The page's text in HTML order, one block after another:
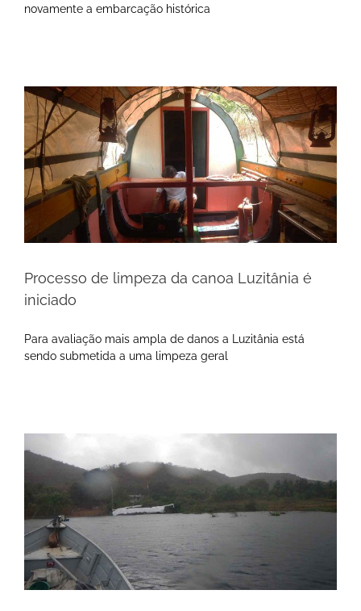
novamente a embarcação histórica
Processo de limpeza da canoa Luzitânia é
iniciado
Para avaliação mais ampla de danos a Luzitânia está
sendo submetida a uma limpeza geral